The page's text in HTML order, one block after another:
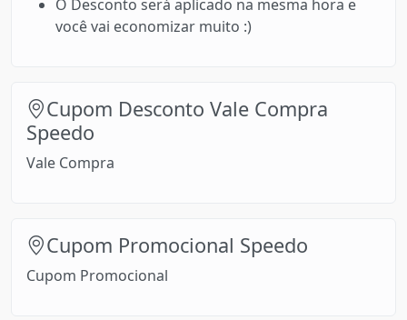
O Desconto será aplicado na mesma hora e
você vai economizar muito :)
Cupom Desconto Vale Compra
Speedo
Vale Compra
Cupom Promocional Speedo
Cupom Promocional